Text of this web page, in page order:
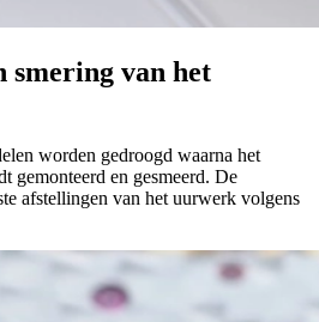
smering van het
worden gedroogd waarna het
gemonteerd en gesmeerd. De
afstellingen van het uurwerk volgens